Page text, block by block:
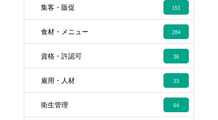
集客・販促 151
食材・メニュー 284
資格・許認可 36
雇用・人材 33
衛生管理 64